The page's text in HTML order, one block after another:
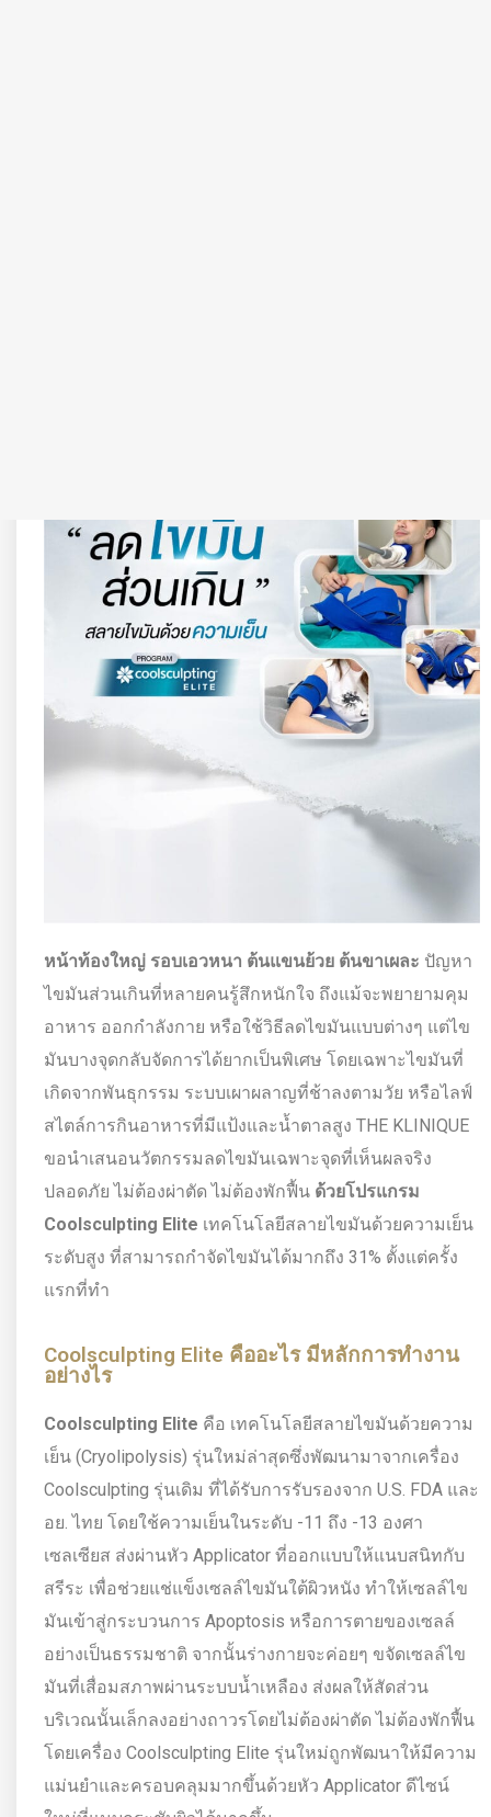
หน้าท้องใหญ่ รอบเอวหนา ต้นแขนย้วย ต้นขาเผละ ปัญหา
ไขมันส่วนเกินที่หลายคนรู้สึกหนักใจ ถึงแม้จะพยายามคุม
อาหาร ออกกำลังกาย หรือใช้วิธีลดไขมันแบบต่างๆ แต่ไข
มันบางจุดกลับจัดการได้ยากเป็นพิเศษ โดยเฉพาะไขมันที่
เกิดจากพันธุกรรม ระบบเผาผลาญที่ช้าลงตามวัย หรือไลฟ์
สไตล์การกินอาหารที่มีแป้งและน้ำตาลสูง THE KLINIQUE
ขอนำเสนอนวัตกรรมลดไขมันเฉพาะจุดที่เห็นผลจริง
ปลอดภัย ไม่ต้องผ่าตัด ไม่ต้องพักฟื้น ด้วยโปรแกรม
Coolsculpting Elite เทคโนโลยีสลายไขมันด้วยความเย็น
ระดับสูง ที่สามารถกำจัดไขมันได้มากถึง 31% ตั้งแต่ครั้ง
แรกที่ทำ
Coolsculpting Elite คืออะไร มีหลักการทำงาน
อย่างไร
Coolsculpting Elite คือ เทคโนโลยีสลายไขมันด้วยความ
เย็น (Cryolipolysis) รุ่นใหม่ล่าสุดซึ่งพัฒนามาจากเครื่อง
Coolsculpting รุ่นเดิม ที่ได้รับการรับรองจาก U.S. FDA และ
อย. ไทย โดยใช้ความเย็นในระดับ -11 ถึง -13 องศา
เซลเซียส ส่งผ่านหัว Applicator ที่ออกแบบให้แนบสนิทกับ
สรีระ เพื่อช่วยแช่แข็งเซลล์ไขมันใต้ผิวหนัง ทำให้เซลล์ไข
มันเข้าสู่กระบวนการ Apoptosis หรือการตายของเซลล์
อย่างเป็นธรรมชาติ จากนั้นร่างกายจะค่อยๆ ขจัดเซลล์ไข
มันที่เสื่อมสภาพผ่านระบบน้ำเหลือง ส่งผลให้สัดส่วน
บริเวณนั้นเล็กลงอย่างถาวรโดยไม่ต้องผ่าตัด ไม่ต้องพักฟื้น
โดยเครื่อง Coolsculpting Elite รุ่นใหม่ถูกพัฒนาให้มีความ
แม่นยำและครอบคลุมมากขึ้นด้วยหัว Applicator ดีไซน์